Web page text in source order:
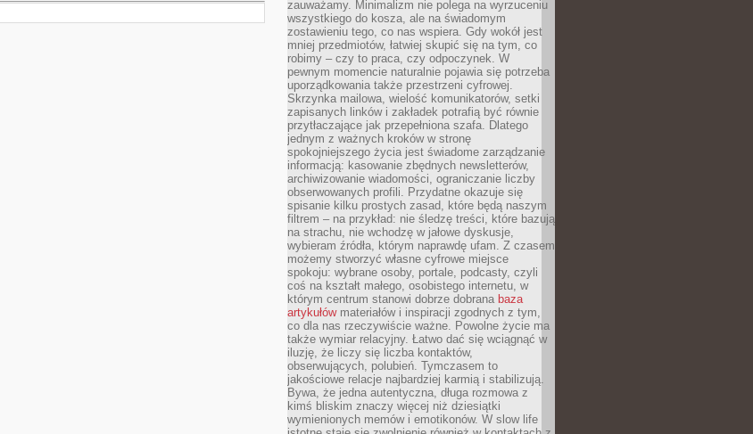
zauważamy. Minimalizm nie polega na wyrzuceniu
wszystkiego do kosza, ale na świadomym
zostawieniu tego, co nas wspiera. Gdy wokół jest
mniej przedmiotów, łatwiej skupić się na tym, co
robimy – czy to praca, czy odpoczynek. W
pewnym momencie naturalnie pojawia się potrzeba
uporządkowania także przestrzeni cyfrowej.
Skrzynka mailowa, wielość komunikatorów, setki
zapisanych linków i zakładek potrafią być równie
przytłaczające jak przepełniona szafa. Dlatego
jednym z ważnych kroków w stronę
spokojniejszego życia jest świadome zarządzanie
informacją: kasowanie zbędnych newsletterów,
archiwizowanie wiadomości, ograniczanie liczby
obserwowanych profili. Przydatne okazuje się
spisanie kilku prostych zasad, które będą naszym
filtrem – na przykład: nie śledzę treści, które bazują
na strachu, nie wchodzę w jałowe dyskusje,
wybieram źródła, którym naprawdę ufam. Z czasem
możemy stworzyć własne cyfrowe miejsce
spokoju: wybrane osoby, portale, podcasty, czyli
coś na kształt małego, osobistego internetu, w
którym centrum stanowi dobrze dobrana baza
artykułówmateriałów i inspiracji zgodnych z tym,
co dla nas rzeczywiście ważne. Powolne życie ma
także wymiar relacyjny. Łatwo dać się wciągnąć w
iluzję, że liczy się liczba kontaktów,
obserwujących, polubień. Tymczasem to
jakościowe relacje najbardziej karmią i stabilizują.
Bywa, że jedna autentyczna, długa rozmowa z
kimś bliskim znaczy więcej niż dziesiątki
wymienionych memów i emotikonów. W slow life